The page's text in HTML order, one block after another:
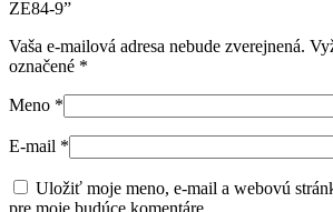
ZE84-9”
Vaša e-mailová adresa nebude zverejnená.
označené *
Meno *
E-mail *
Uložiť moje meno, e-mail a webovú
pre moje budúce komentáre.